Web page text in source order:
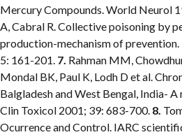
Mercury Compounds. World Neurol
A, Cabral R. Collective poisoning by
production-mechanism of prevention.
5: 161-201. 7. Rahman MM,
Mondal BK, Paul K, Lodh D et al.
Balgladesh and West Bengal, India-
Clin Toxicol 2001; 39: 683-700. 8.
Ocurrence and Control. IARC